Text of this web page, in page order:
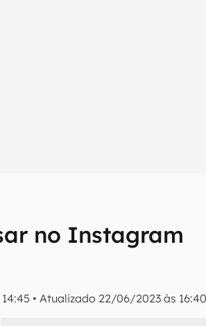
no Instagram
•Atualizado 22/06/2023 às 16:40
tecnologia em primeira